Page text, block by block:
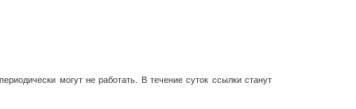
могут не работать. В течение суток ссылки станут